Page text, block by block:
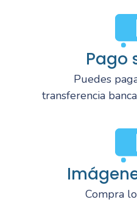
Pago
Puedes
transferencia
Compra